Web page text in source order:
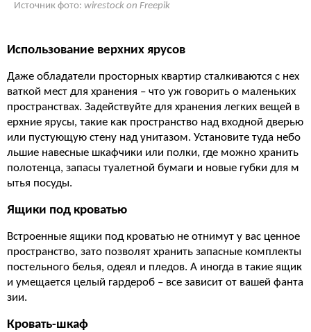
Источник фото: wirestock on Freepik
Использование верхних ярусов
Даже обладатели просторных квартир сталкиваются с нех
ваткой мест для хранения – что уж говорить о маленьких
пространствах. Задействуйте для хранения легких вещей в
ерхние ярусы, такие как пространство над входной дверью
или пустующую стену над унитазом. Установите туда небо
льшие навесные шкафчики или полки, где можно хранить
полотенца, запасы туалетной бумаги и новые губки для м
ытья посуды.
Ящики под кроватью
Встроенные ящики под кроватью не отнимут у вас ценное
пространство, зато позволят хранить запасные комплекты
постельного белья, одеял и пледов. А иногда в такие ящик
и умещается целый гардероб – все зависит от вашей фанта
зии.
Кровать-шкаф